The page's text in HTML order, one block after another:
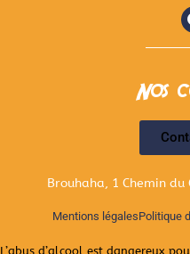
Nos
Brouhaha, 1 Chemin du
Mentions légalesPolitique
L’abus d’alcool est dangereux